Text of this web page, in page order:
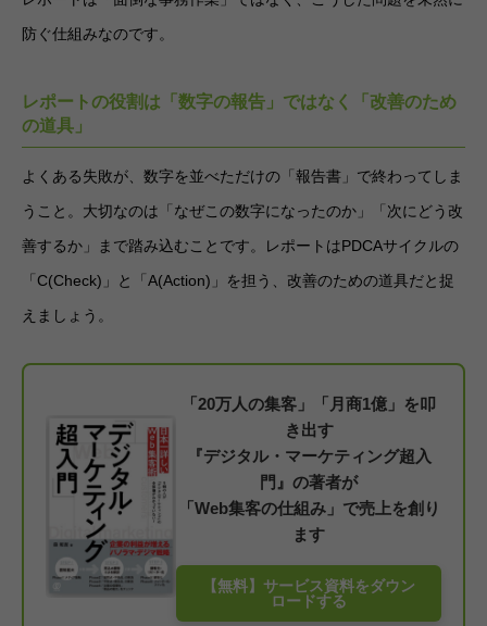
防ぐ仕組みなのです。
レポートの役割は「数字の報告」ではなく「改善のため
の道具」
よくある失敗が、数字を並べただけの「報告書」で終わってしま
うこと。大切なのは「なぜこの数字になったのか」「次にどう改
善するか」まで踏み込むことです。レポートはPDCAサイクルの
「C(Check)」と「A(Action)」を担う、改善のための道具だと捉
えましょう。
「20万人の集客」「月商1億」を叩
き出す
『デジタル・マーケティング超入
門』の著者が
「Web集客の仕組み」で売上を創り
ます
【無料】サービス資料をダウン
ロードする